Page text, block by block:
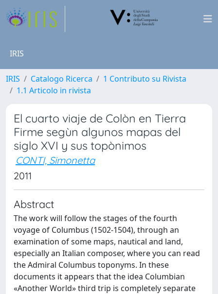
IRIS
IRIS Catalogo Ricerca
1 Contributo su Rivista
1.1 Articolo in rivista
El cuarto viaje de Colòn en Tierra
Firme segùn algunos mapas del
siglo XVI y sus topònimos
CONTI, Simonetta
2011
Abstract
The work will follow the stages of the fourth
voyage of Columbus (1502-1504), through an
examination of some maps, nautical and land,
especially an Italian composer, where you can read
the Admiral Columbus toponyms. In these
documents it appears that the idea Columbian
«Another World» third trip is completely separate